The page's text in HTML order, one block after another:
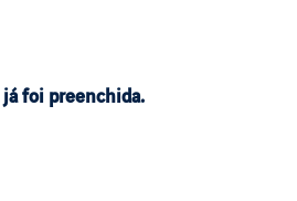
foi preenchida.